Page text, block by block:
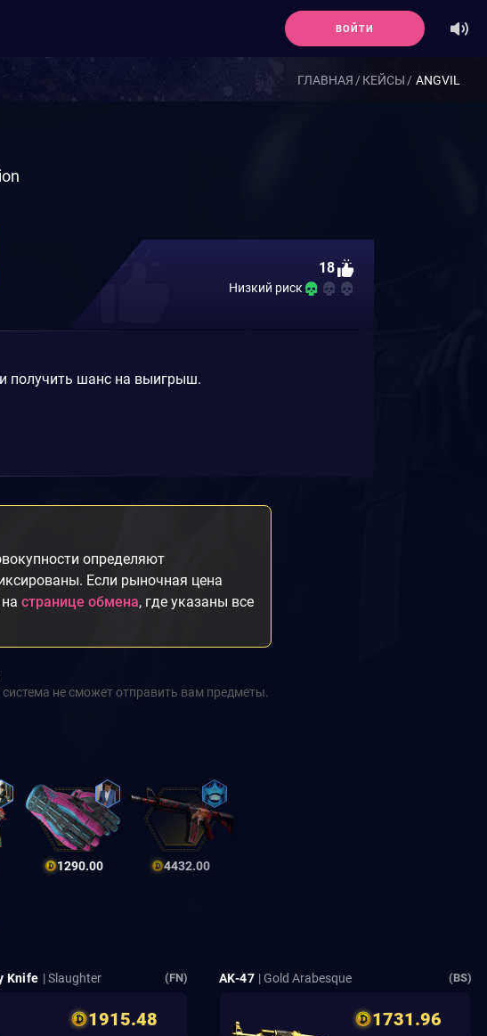
ВОЙТИ
ГЛАВНАЯ КЕЙСЫ ANGVIL
18
Низкий риск
получить шанс на выигрыш.
определяют
Если рыночная цена
странице обмена, где указаны все
не сможет отправить вам предметы.
1290.00 4432.00
Knife | Slaughter (FN)
1915.48
AK-47 | Gold Arabesque (BS)
1731.96